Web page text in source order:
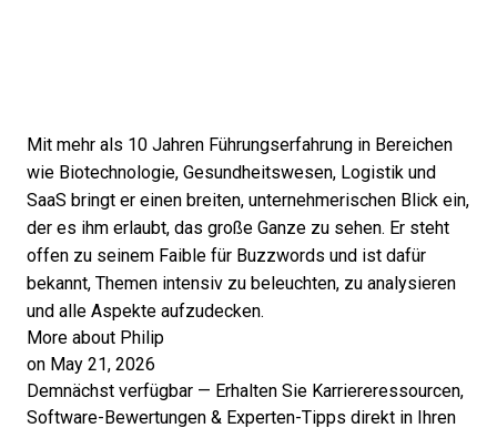
Mit mehr als 10 Jahren Führungserfahrung in Bereichen
wie Biotechnologie, Gesundheitswesen, Logistik und
SaaS bringt er einen breiten, unternehmerischen Blick ein,
der es ihm erlaubt, das große Ganze zu sehen. Er steht
offen zu seinem Faible für Buzzwords und ist dafür
bekannt, Themen intensiv zu beleuchten, zu analysieren
und alle Aspekte aufzudecken.
More about Philip
on May 21, 2026
Demnächst verfügbar — Erhalten Sie Karriereressourcen,
Software-Bewertungen & Experten-Tipps direkt in Ihren